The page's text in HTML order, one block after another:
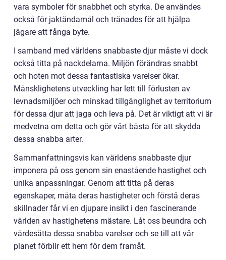
vara symboler för snabbhet och styrka. De användes
också för jaktändamål och tränades för att hjälpa
jägare att fånga byte.
I samband med världens snabbaste djur måste vi dock
också titta på nackdelarna. Miljön förändras snabbt
och hoten mot dessa fantastiska varelser ökar.
Mänsklighetens utveckling har lett till förlusten av
levnadsmiljöer och minskad tillgänglighet av territorium
för dessa djur att jaga och leva på. Det är viktigt att vi är
medvetna om detta och gör vårt bästa för att skydda
dessa snabba arter.
Sammanfattningsvis kan världens snabbaste djur
imponera på oss genom sin enastående hastighet och
unika anpassningar. Genom att titta på deras
egenskaper, mäta deras hastigheter och förstå deras
skillnader får vi en djupare insikt i den fascinerande
världen av hastighetens mästare. Låt oss beundra och
värdesätta dessa snabba varelser och se till att vår
planet förblir ett hem för dem framåt.